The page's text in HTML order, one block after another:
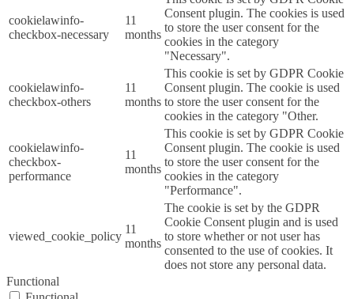
cookielawinfo-
checkbox-necessary
11
months
Consent plugin. The cookies is used
to store the user consent for the
cookies in the category
"Necessary".
cookielawinfo-
checkbox-others
11
months
This cookie is set by GDPR Cookie
Consent plugin. The cookie is used
to store the user consent for the
cookies in the category "Other.
cookielawinfo-
checkbox-
performance
11
months
This cookie is set by GDPR Cookie
Consent plugin. The cookie is used
to store the user consent for the
cookies in the category
"Performance".
viewed_cookie_policy
11
months
The cookie is set by the GDPR
Cookie Consent plugin and is used
to store whether or not user has
consented to the use of cookies. It
does not store any personal data.
Functional